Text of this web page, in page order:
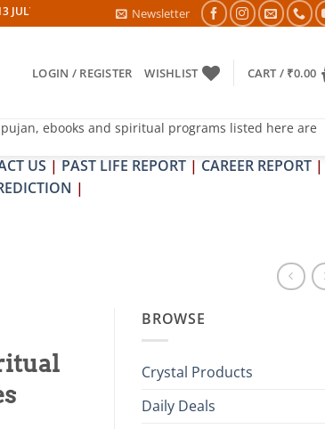
PITRA & SHRAPIT DOSH NIVARAN PUJAN SHIVIR (AMAVASYA)
Newsletter
LOGIN / REGISTER WISHLIST CART / ₹0.00
ebooks and spiritual programs listed here are
US | PAST LIFE REPORT | CAREER REPORT |
|
BROWSE
Crystal Products
Daily Deals